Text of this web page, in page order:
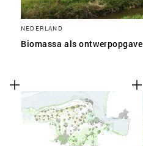
NEDERLAND
Biomassa als ontwerpopgave